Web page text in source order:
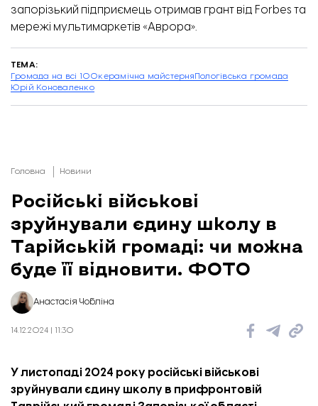
запорізький підприємець отримав грант від Forbes та
мережі мультимаркетів «Аврора».
ТЕМА:
Громада на всі 100керамічна майстерняПологівська громада
Юрій Коноваленко
Головна Новини
Російські військові
зруйнували єдину школу в
Тарійській громаді: чи можна
буде її відновити. ФОТО
Анастасія Чобліна
14.12.2024 | 11:30
У листопаді 2024 року російські військові
зруйнували єдину школу в прифронтовій